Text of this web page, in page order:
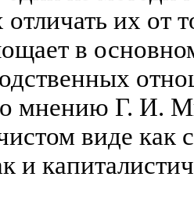
их от
в
мнению Г. И.
виде как
и